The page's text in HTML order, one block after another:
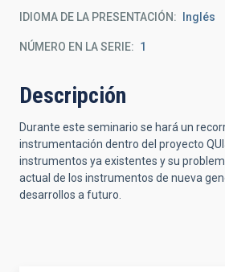
IDIOMA DE LA PRESENTACIÓN Inglés
NÚMERO EN LA SERIE 1
Descripción
Durante este seminario se hará un
instrumentación dentro del proyecto
instrumentos ya existentes y su
actual de los instrumentos de nueva
desarrollos a futuro.